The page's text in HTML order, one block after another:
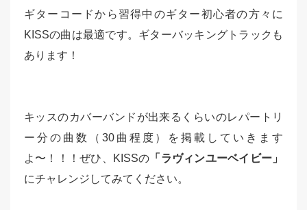
ギターコードから習得中のギター初心者の方々に
KISSの曲は最適です。 ギターバッキングトラックも
あります！
キッスのカバーバンドが出来るくらいのレパートリ
ー分の曲数（30曲程度）を掲載していきます
よ〜！！！ぜひ、KISSの 「ラヴィンユーベイビー」
にチャレンジしてみてください。